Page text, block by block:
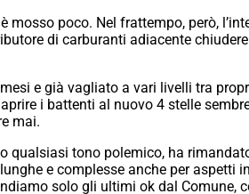
mosso poco. Nel frattempo, però,
di carburanti adiacente
e già vagliato a vari livelli tra
i battenti al nuovo 4 stelle
mai.
qualsiasi tono polemico, ha
e complesse anche per aspetti
solo gli ultimi ok dal Comune,